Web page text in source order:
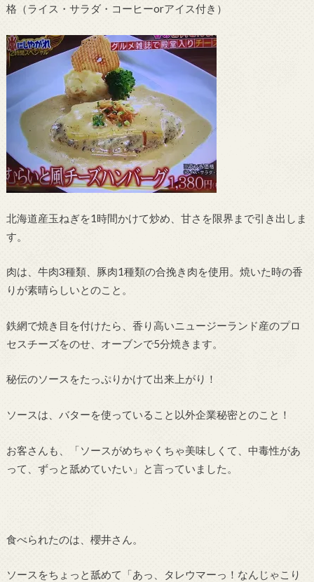
格（ライス・サラダ・コーヒーorアイス付き）
北海道産玉ねぎを1時間かけて炒め、甘さを限界まで引き出しま
す。
肉は、牛肉3種類、豚肉1種類の合挽き肉を使用。焼いた時の香
りが素晴らしいとのこと。
鉄網で焼き目を付けたら、香り高いニュージーランド産のプロ
セスチーズをのせ、オーブンで5分焼きます。
秘伝のソースをたっぷりかけて出来上がり！
ソースは、バターを使っていること以外企業秘密とのこと！
お客さんも、「ソースがめちゃくちゃ美味しくて、中毒性があ
って、ずっと舐めていたい」と言っていました。
食べられたのは、櫻井さん。
ソースをちょっと舐めて「あっ、タレウマーっ！なんじゃこり